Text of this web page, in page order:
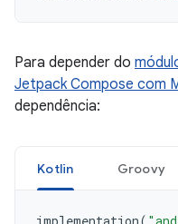
Para depender do
Jetpack Compose com
dependência:
Kotlin Groovy